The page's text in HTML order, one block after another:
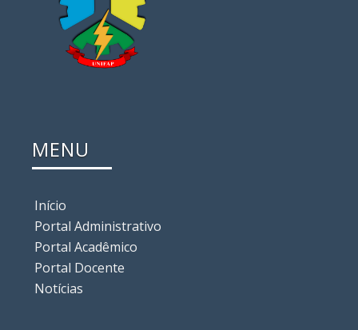
MENU
Início
Portal Administrativo
Portal Acadêmico
Portal Docente
Notícias